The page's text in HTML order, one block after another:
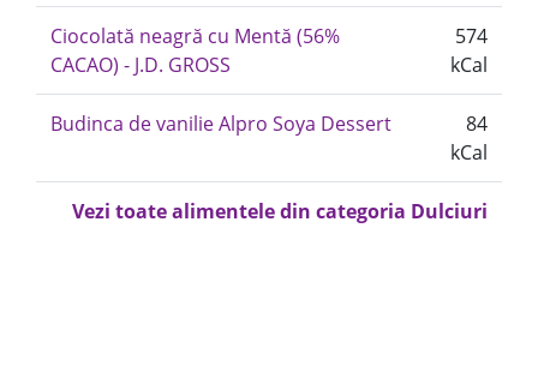
Ciocolată neagră cu Mentă (56%
CACAO) - J.D. GROSS
574
kCal
Budinca de vanilie Alpro Soya Dessert
84
kCal
Vezi toate alimentele din categoria Dulciuri